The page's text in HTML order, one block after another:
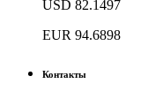
USD 82.1497
EUR 94.6898
Контакты